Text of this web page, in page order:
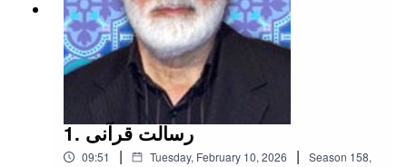
1. رسالت قرآنی
09:51 | Tuesday, February 10, 2026 | Season 158,